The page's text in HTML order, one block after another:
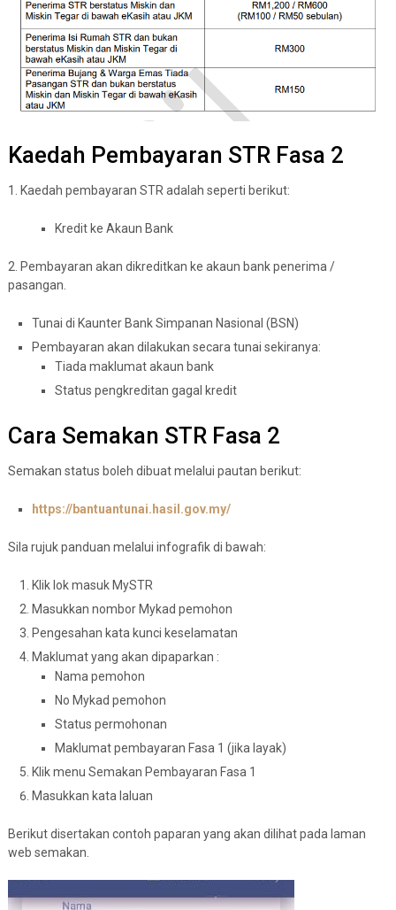
Kaedah Pembayaran STR Fasa 2
1. Kaedah pembayaran STR adalah seperti berikut:
Kredit ke Akaun Bank
2. Pembayaran akan dikreditkan ke akaun bank penerima /
pasangan.
Tunai di Kaunter Bank Simpanan Nasional (BSN)
Pembayaran akan dilakukan secara tunai sekiranya:
Tiada maklumat akaun bank
Status pengkreditan gagal kredit
Cara Semakan STR Fasa 2
Semakan status boleh dibuat melalui pautan berikut:
https://bantuantunai.hasil.gov.my/
Sila rujuk panduan melalui infografik di bawah:
Klik lok masuk MySTR
Masukkan nombor Mykad pemohon
Pengesahan kata kunci keselamatan
Maklumat yang akan dipaparkan :
Nama pemohon
No Mykad pemohon
Status permohonan
Maklumat pembayaran Fasa 1 (jika layak)
Klik menu Semakan Pembayaran Fasa 1
Masukkan kata laluan
Berikut disertakan contoh paparan yang akan dilihat pada laman
web semakan.